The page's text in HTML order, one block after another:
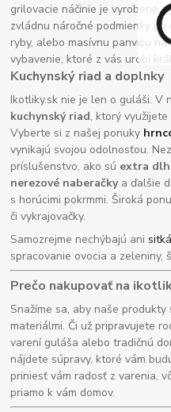
grilovacie náčinie je vyrobené
zvládnu náročné podmienky
ryby, alebo masívnu panvicu
vybavenie, ktoré z vás urobí
Kuchynský riad a doplnky
Ikotliky.sk nie je len o guláši. V
kuchynský riad, ktorý
Vyberte si z našej ponuky
vynikajú svojou odolnosťou.
príslušenstvo, ako sú extra
nerezové naberačkya ďalšie
s horúcimi pokrmmi. Široká
či vykrajovačky.
Samozrejme nechýbajú ani
spracovanie ovocia a zeleniny,
Prečo nakupovať na
Snažíme sa, aby naše
materiálmi. Či už pripravujete
varení guláša alebo tradičnú
nájdete súpravy, ktoré vám
priniesť vám radosť z varenia,
priamo k vám domov.